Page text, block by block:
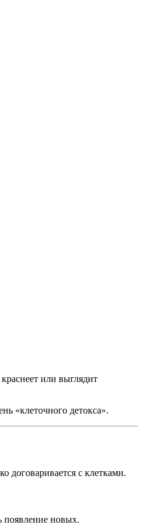
или выглядит
«клеточного детокса».
договаривается с клетками.
появление новых.